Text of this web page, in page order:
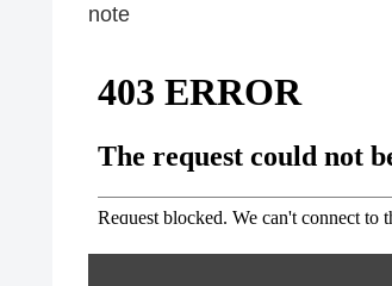
note